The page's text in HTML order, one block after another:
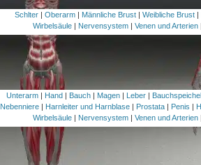
Schlter |Oberarm | Männliche Brust |Weibliche Brust |
Wirbelsäule| Nervensystem| Venen und Arterien|
Unterarm | Hand | Bauch | Magen | Leber |
Nebenniere | Harnleiter und Harnblase | Prostata | Penis |
Wirbelsäule| Nervensystem| Venen und Arterien|